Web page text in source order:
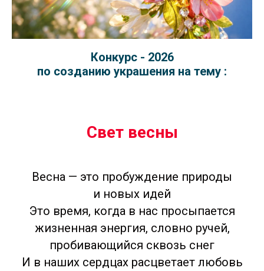
Конкурс - 2026
по созданию украшения на тему :
Свет весны
Весна — это пробуждение природы
и новых идей
Это время, когда в нас просыпается
жизненная энергия, словно ручей,
пробивающийся сквозь снег
И в наших сердцах расцветает любовь